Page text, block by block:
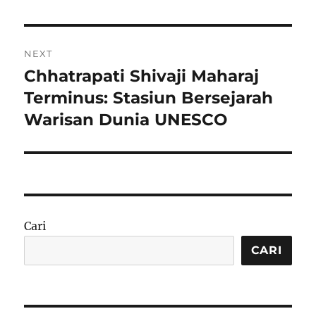
NEXT
Next
post:
Chhatrapati Shivaji Maharaj
Terminus: Stasiun Bersejarah
Warisan Dunia UNESCO
Cari
CARI